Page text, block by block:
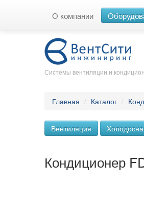
О компании
Системы вентиляции и
Главная / Каталог /
Вентиляция
Кондиционер